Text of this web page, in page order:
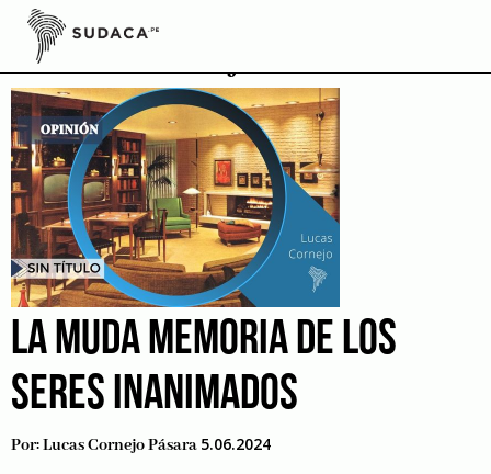
Skip
contentHistoriaDeObjetos
LA MUDA MEMORIA DE LOS
SERES INANIMADOS
Por:Lucas Cornejo Pásara 5.06.2024